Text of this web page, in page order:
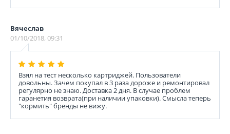
Вячеслав
01/10/2018, 09:31
Взял на тест несколько картриджей. Пользователи
довольны. Зачем покупал в 3 раза дороже и ремонтировал
регулярно не знаю. Доставка 2 дня. В случае проблем
гаранетия возврата(при наличии упаковки). Смысла теперь
"кормить" бренды не вижу.